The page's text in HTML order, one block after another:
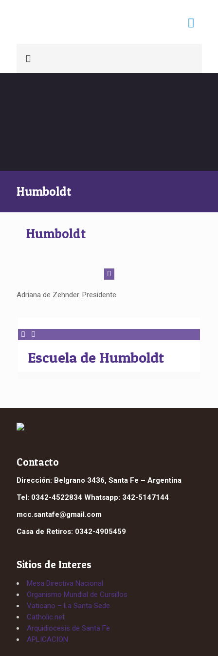
Humboldt
Humboldt
Adriana de Zehnder. Presidente
Escuela de Humboldt
Contacto
Dirección: Belgrano 3436, Santa Fe – Argentina
Tel: 0342-4522834 Whatsapp: 342-5147144
mcc.santafe@gmail.com
Casa de Retiros: 0342-4905459
Sitios de Interes
Mesa Directiva Nacional
Organismo Mundial de Cursillos
Vaticano – La Santa Sede
Catholic.net
Arquidiocesis de Santa Fe
APLICACION